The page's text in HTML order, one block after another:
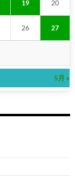
19 20
26 27
5月 »